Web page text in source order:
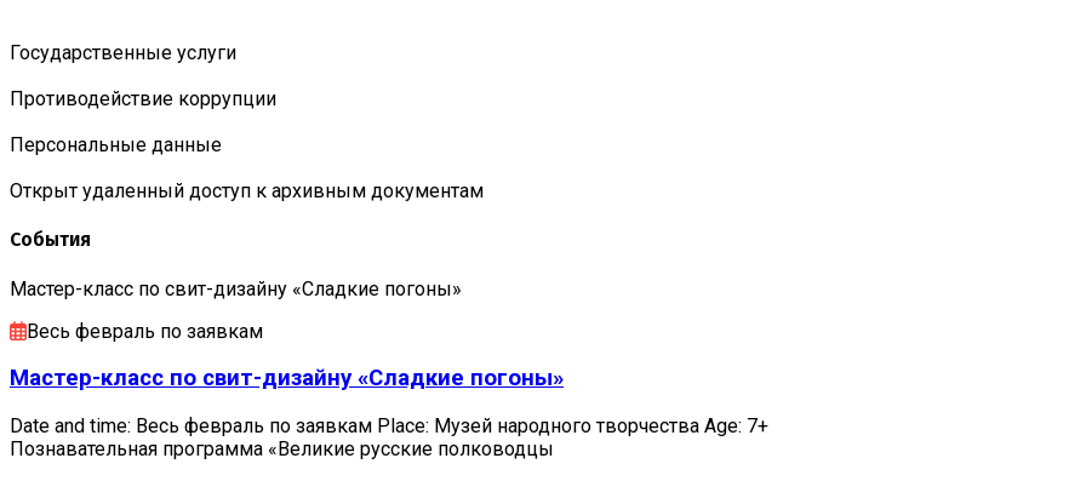
Государственные услуги
Противодействие коррупции
Персональные данные
Открыт удаленный доступ к архивным документам
События
Мастер-класс по свит-дизайну «Сладкие погоны»
Весь февраль по заявкам
Мастер-класс по свит-дизайну «Сладкие погоны»
Date and time: Весь февраль по заявкам Place: Музей народного творчества Age: 7+
Познавательная программа «Великие русские полководцы